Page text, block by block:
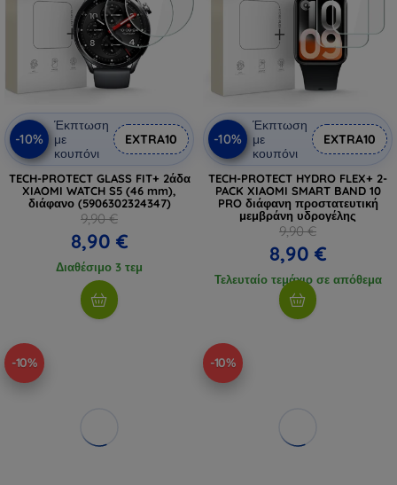
-10%
Έκπτωση
με
κουπόνι
EXTRA10
TECH-PROTECT GLASS FIT+ 2άδα
XIAOMI WATCH S5 (46 mm),
διάφανο (5906302324347)
9,90 €
8,90 €
Διαθέσιμο 3 τεμ
-10%
Έκπτωση
με
κουπόνι
EXTRA10
TECH-PROTECT HYDRO FLEX+ 2-
PACK XIAOMI SMART BAND 10
PRO διάφανη προστατευτική
μεμβράνη υδρογέλης
9,90 €
8,90 €
Τελευταίο τεμάχιο σε απόθεμα
-10% -10%